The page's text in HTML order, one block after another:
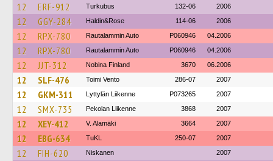
12 ERF-912 Turkubus 132-06 2006
12 GGY-284 Haldin&Rose 114-06 2006
12 RPX-780 Rautalammin Auto P060946 04.2006
12 RPX-780 Rautalammin Auto P060946 04.2006
12 JJT-312 Nobina Finland 3670 06.2006
12 SLF-476 Toimi Vento 286-07 2007
12 GKM-311 Lyttylän Liikenne P073265 2007
12 SMX-735 Pekolan Liikenne 3868 2007
12 XEY-412 V. Alamäki 3664 2007
12 EBG-634 TuKL 250-07 2007
12 FIH-620 Niskanen 2007